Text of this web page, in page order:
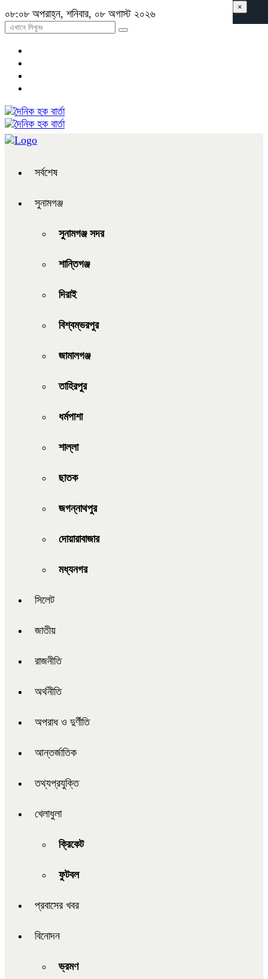
০৮:০৮ অপরাহ্ন, শনিবার, ০৮ অগাস্ট ২০২৬
সর্বশেষ
সুনামগঞ্জ
সুনামগঞ্জ সদর
শান্তিগঞ্জ
দিরাই
বিশ্বম্ভরপুর
জামালগঞ্জ
তাহিরপুর
ধর্মপাশা
শাল্লা
ছাতক
জগন্নাথপুর
দোয়ারাবাজার
মধ্যনগর
সিলেট
জাতীয়
রাজনীতি
অর্থনীতি
অপরাধ ও দুর্ণীতি
আন্তর্জাতিক
তথ্যপ্রযুক্তি
খেলাধুলা
ক্রিকেট
ফুটবল
প্রবাসের খবর
বিনোদন
ভ্রমণ
×